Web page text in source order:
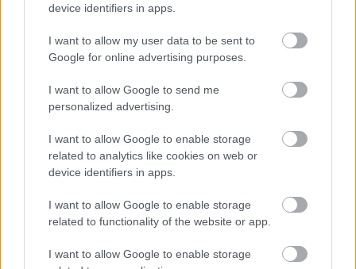
device identifiers in apps.
I want to allow my user data to be sent to
Google for online advertising purposes.
I want to allow Google to send me
personalized advertising.
I want to allow Google to enable storage
related to analytics like cookies on web or
device identifiers in apps.
I want to allow Google to enable storage
related to functionality of the website or app.
I want to allow Google to enable storage
NÉGYHÁZ Egyesület és Munkáért Lakhatást
Dr. Sára Botond alpolgármester levele
Budaházy Gusztáv részére - 2013.04.11. (pdf)
Beszámoló a Munkáért Lakhatást
Munkacsoport tevékenységéről
- 2013.07.04. (és
Rimán Edina jegyző levele Szili Balázs részére -
2013.12.10.) (pdf)
Dr. Kocsis Máté polgármester levele
Gusztáv részére - Válasz a közmeghallgatásra
Szili Balázs képviselői kérdésére válaszKocsis
Mátétól - 2013.12.17. (pdf)